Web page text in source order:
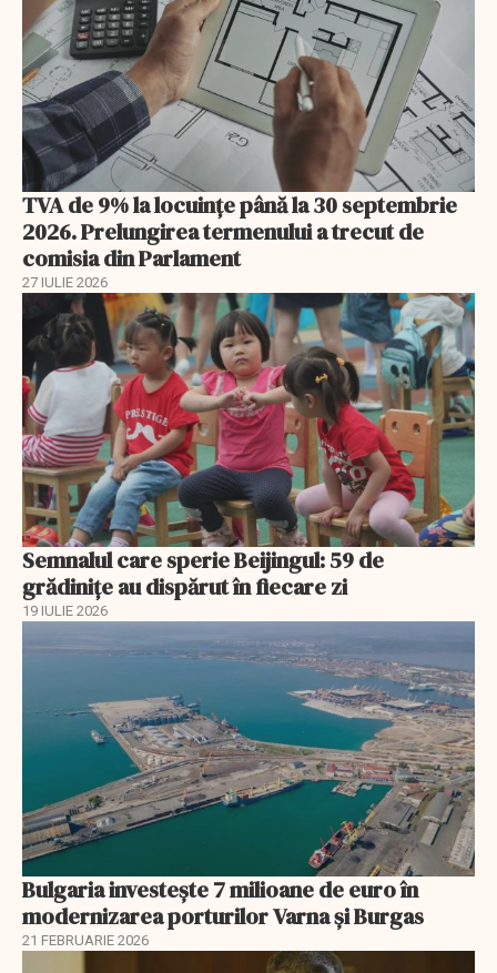
TVA de 9% la locuințe până la 30 septembrie
2026. Prelungirea termenului a trecut de
comisia din Parlament
27 IULIE 2026
Semnalul care sperie Beijingul: 59 de
grădinițe au dispărut în fiecare zi
19 IULIE 2026
Bulgaria investește 7 milioane de euro în
modernizarea porturilor Varna și Burgas
21 FEBRUARIE 2026